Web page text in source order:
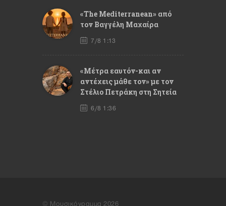
«The Mediterranean» από
τον Βαγγέλη Μαχαίρα
7/8 1:13
«Μέτρα εαυτόν-και αν
αντέχεις μάθε τον» με τον
Στέλιο Πετράκη στη Σητεία
6/8 1:36
© Μουσικόγραμμα 2026